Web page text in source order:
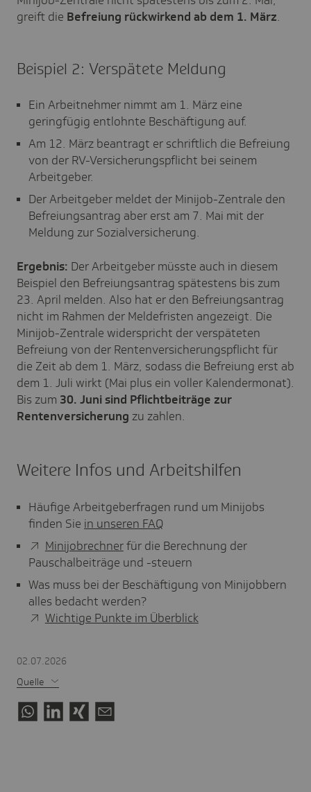
greift die Befreiung rückwirkend ab dem 1. März.
Beispiel 2: Verspätete Meldung
Ein Arbeitnehmer nimmt am 1. März eine
geringfügig entlohnte Beschäftigung auf.
Am 12. März beantragt er schriftlich die Befreiung
von der RV-Versicherungspflicht bei seinem
Arbeitgeber.
Der Arbeitgeber meldet der Minijob-Zentrale den
Befreiungsantrag aber erst am 7. Mai mit der
Meldung zur Sozialversicherung.
Ergebnis: Der Arbeitgeber müsste auch in diesem
Beispiel den Befreiungsantrag spätestens bis zum
23. April melden. Also hat er den Befreiungsantrag
nicht im Rahmen der Meldefristen angezeigt. Die
Minijob-Zentrale widerspricht der verspäteten
Befreiung von der Rentenversicherungspflicht für
die Zeit ab dem 1. März, sodass die Befreiung erst ab
dem 1. Juli wirkt (Mai plus ein voller Kalendermonat).
Bis zum 30. Juni sind Pflichtbeiträge zur
Rentenversicherung zu zahlen.
Weitere Infos und Arbeitshilfen
Häufige Arbeitgeberfragen rund um Minijobs
finden Sie in unseren FAQ
Minijobrechnerfür die Berechnung der
Pauschalbeiträge und -steuern
Was muss bei der Beschäftigung von Minijobbern
alles bedacht werden?
Wichtige Punkte im Überblick
02.07.2026
Quelle